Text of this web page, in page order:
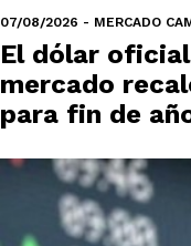
07/08/2026 - MERCADO
El dólar
mercado
para fin de